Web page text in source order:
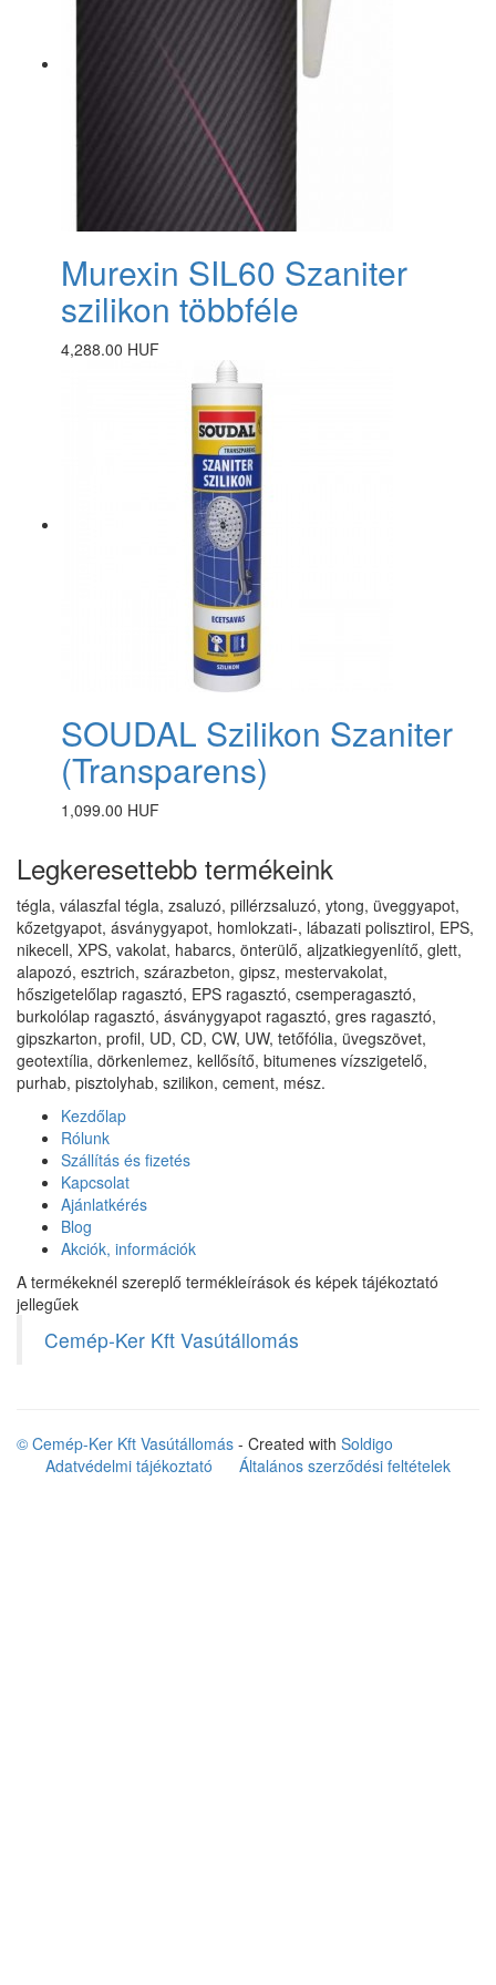
Murexin SIL60 Szaniter
szilikon többféle
4,288.00 HUF
SOUDAL Szilikon Szaniter
(Transparens)
1,099.00 HUF
Legkeresettebb termékeink
tégla, válaszfal tégla, zsaluzó, pillérzsaluzó, ytong, üveggyapot,
kőzetgyapot, ásványgyapot, homlokzati-, lábazati polisztirol, EPS,
nikecell, XPS, vakolat, habarcs, önterülő, aljzatkiegyenlítő, glett,
alapozó, esztrich, szárazbeton, gipsz, mestervakolat,
hőszigetelőlap ragasztó, EPS ragasztó, csemperagasztó,
burkolólap ragasztó, ásványgyapot ragasztó, gres ragasztó,
gipszkarton, profil, UD, CD, CW, UW, tetőfólia, üvegszövet,
geotextília, dörkenlemez, kellősítő, bitumenes vízszigetelő,
purhab, pisztolyhab, szilikon, cement, mész.
Kezdőlap
Rólunk
Szállítás és fizetés
Kapcsolat
Ajánlatkérés
Blog
Akciók, információk
A termékeknél szereplő termékleírások és képek tájékoztató
jellegűek
Cemép-Ker Kft Vasútállomás
© Cemép-Ker Kft Vasútállomás - Created with Soldigo
Adatvédelmi tájékoztató
Általános szerződési feltételek